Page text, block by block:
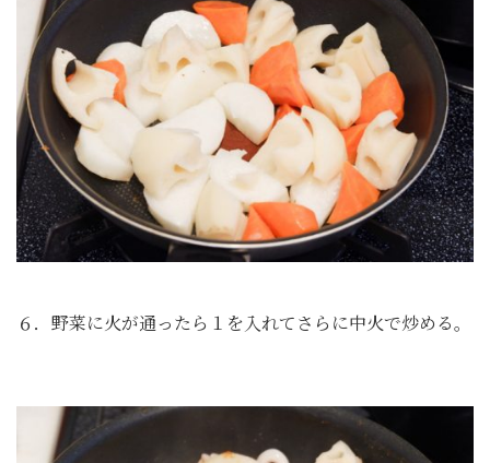
６．野菜に火が通ったら１を入れてさらに中火で炒める。